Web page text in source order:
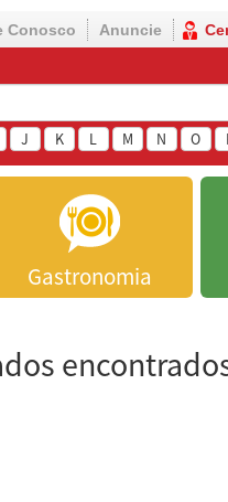
Conosco Anuncie
J K L M N O
Gastronomia